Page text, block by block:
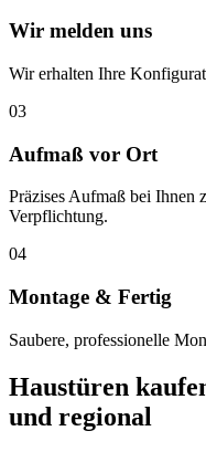
Wir melden uns
Wir erhalten Ihre
03
Aufmaß vor Ort
Präzises Aufmaß bei Ihnen
Verpflichtung.
04
Montage & Fertig
Saubere, professionelle
Haustüren
und regional